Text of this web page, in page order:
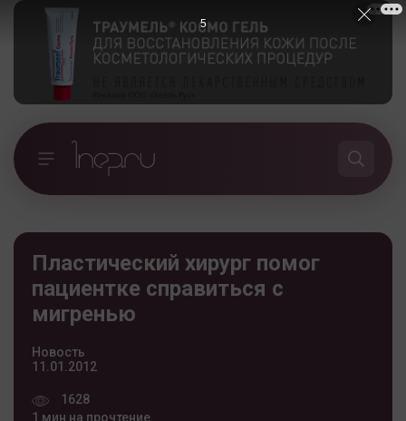
Пластический хирург помог
пациентке справиться с
мигренью
Новость
11.01.2012
1628
1 мин на прочтение
5